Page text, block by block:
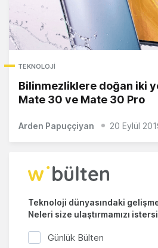
TEKNOLOJI
Bilinmezliklere doğan iki
Mate 30 ve Mate 30 Pro
Arden Papuççiyan 20 Eylül
Teknoloji dünyasındaki
Neleri size ulaştırmamızı
Günlük Bülten